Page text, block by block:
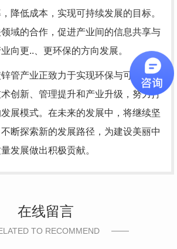
降低成本，实现可持续发展的目标。
域的合作，促进产业间的信息共享与
向更..、更环保的方向发展。
管产业正致力于实现环保与可持续发
创新、管理提升和产业升级，努力打
展模式。在未来的发展中，将继续坚
断探索新的发展路径，为建设美丽中
发展做出积极贡献。
在线留言
TO RECOMMEND